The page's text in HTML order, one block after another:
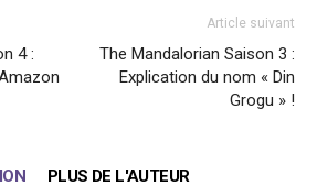
4 :
Article suivant
The Mandalorian Saison 3 :
Explication du nom « Din
Grogu » !
PLUS DE L'AUTEUR